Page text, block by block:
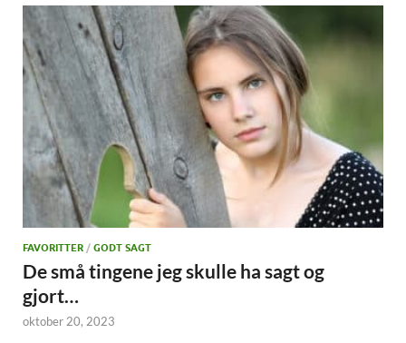
FAVORITTER / GODT SAGT
De små tingene jeg skulle ha sagt og
gjort…
oktober 20, 2023